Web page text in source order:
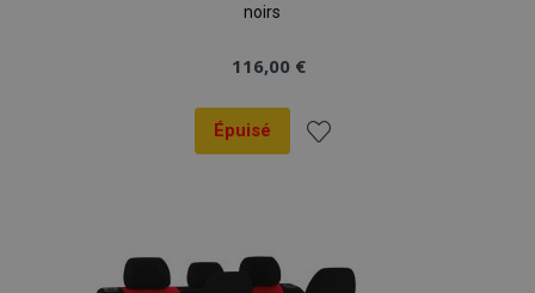
noirs
116,00 €
Épuisé
liste